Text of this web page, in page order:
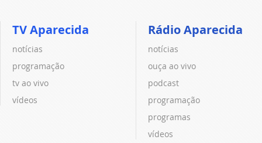
TV Aparecida
notícias
programação
tv ao vivo
vídeos
Rádio Aparecida
notícias
ouça ao vivo
podcast
programação
programas
vídeos